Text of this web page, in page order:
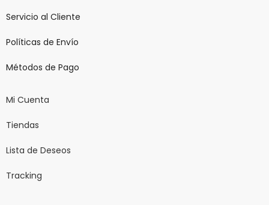
Servicio al Cliente
Políticas de Envío
Métodos de Pago
Mi Cuenta
Tiendas
Lista de Deseos
Tracking